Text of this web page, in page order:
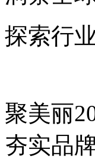
探索行
聚美丽
夯实品